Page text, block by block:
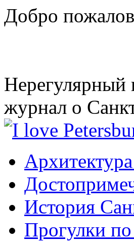
Добро
Нерегулярный
журнал о
История
Прогулки